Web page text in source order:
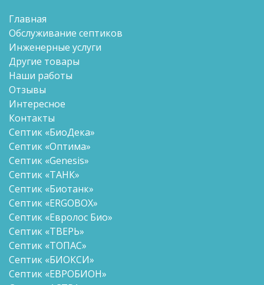
Главная
Обслуживание септиков
Инженерные услуги
Другие товары
Наши работы
Отзывы
Интересное
Контакты
Септик «БиоДека»
Септик «Оптима»
Септик «Genesis»
Септик «ТАНК»
Септик «Биотанк»
Септик «ERGOBOX»
Септик «Евролос Био»
Септик «ТВЕРЬ»
Септик «ТОПАС»
Септик «БИОКСИ»
Септик «ЕВРОБИОН»